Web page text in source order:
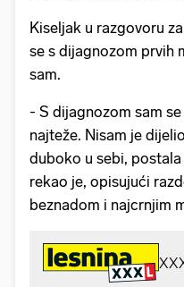
Kiseljak u razgovoru
se s dijagnozom prvih
sam.
- S dijagnozom sam
najteže. Nisam je
duboko u sebi,
rekao je, opisujući
beznadom i najcrnjim